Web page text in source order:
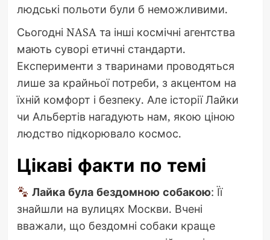
людські польоти були б неможливими.
Сьогодні NASA та інші космічні агентства
мають суворі етичні стандарти.
Експерименти з тваринами проводяться
лише за крайньої потреби, з акцентом на
їхній комфорт і безпеку. Але історії Лайки
чи Альбертів нагадують нам, якою ціною
людство підкорювало космос.
Цікаві факти по темі
Лайка була бездомною собакою: Її
знайшли на вулицях Москви. Вчені
вважали, що бездомні собаки краще